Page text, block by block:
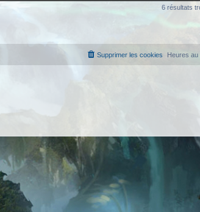
6 résultats
Heures au
Supprimer les cookies